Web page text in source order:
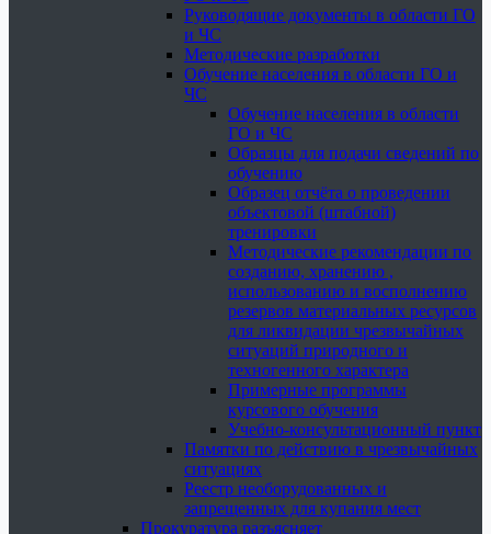
Руководящие документы в области ГО
и ЧС
Методические разработки
Обучение населения в области ГО и
ЧС
Обучение населения в области
ГО и ЧС
Образцы для подачи сведений по
обучению
Образец отчёта о проведении
объектовой (штабной)
тренировки
Методические рекомендации по
созданию, хранению ,
использованию и восполнению
резервов материальных ресурсов
для ликвидации чрезвычайных
ситуаций природного и
техногенного характера
Примерные программы
курсового обучения
Учебно-консультационный пункт
Памятки по действию в чрезвычайных
ситуациях
Реестр необорудованных и
запрещенных для купания мест
Прокуратура разъясняет